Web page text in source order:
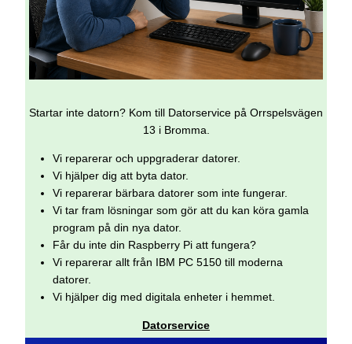
Startar inte datorn? Kom till Datorservice på Orrspelsvägen
13 i Bromma.
Vi reparerar och uppgraderar datorer.
Vi hjälper dig att byta dator.
Vi reparerar bärbara datorer som inte fungerar.
Vi tar fram lösningar som gör att du kan köra gamla
program på din nya dator.
Får du inte din Raspberry Pi att fungera?
Vi reparerar allt från IBM PC 5150 till moderna
datorer.
Vi hjälper dig med digitala enheter i hemmet.
Datorservice